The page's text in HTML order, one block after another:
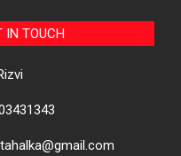
IN TOUCH